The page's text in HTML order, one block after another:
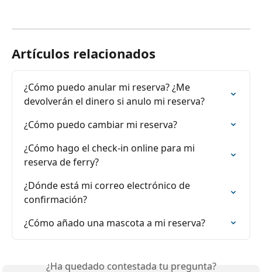
Artículos relacionados
¿Cómo puedo anular mi reserva? ¿Me
devolverán el dinero si anulo mi reserva?
¿Cómo puedo cambiar mi reserva?
¿Cómo hago el check-in online para mi
reserva de ferry?
¿Dónde está mi correo electrónico de
confirmación?
¿Cómo añado una mascota a mi reserva?
¿Ha quedado contestada tu pregunta?